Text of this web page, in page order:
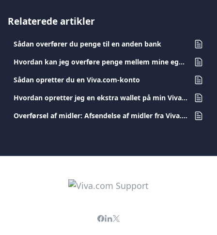
Relaterede artikler
Sådan overfører du penge til en anden bank
Hvordan kan jeg overføre penge mellem mine egne Viva.com-konti?
Sådan opretter du en Viva.com-konto
Hvordan opretter jeg en ekstra wallet på min Viva.com-konto?
Overførsel af midler: Afsendelse af midler fra Viva.com-konti